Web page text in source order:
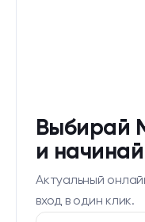
Выбирай
и
Актуальный
вход в один клик.